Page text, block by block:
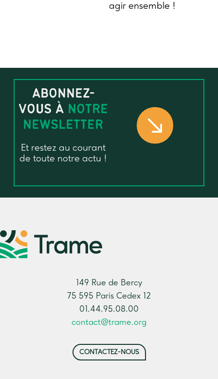
agir ensemble !
ABONNEZ-
VOUS À NOTRE
NEWSLETTER
Et restez au courant
de toute notre actu !
149 Rue de Bercy
75 595 Paris Cedex 12
01.44.95.08.00
contact@trame.org
CONTACTEZ-NOUS